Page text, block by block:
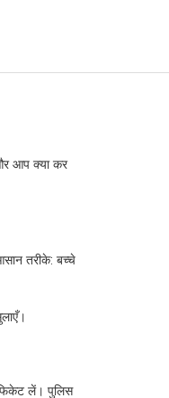
आप क्या कर
तरीके: बच्चे
लें। पुलिस